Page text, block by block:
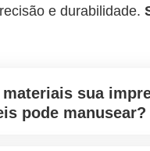
e durabilidade.
sua
pode manusear?